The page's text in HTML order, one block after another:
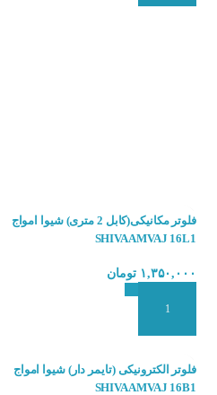
فلوتر مکانیکی(کابل 2 متری) شیوا امواج
SHIVAAMVAJ 16L1
۱,۳۵۰,۰۰۰ تومان
فلوتر الکترونیکی (تایمر دار) شیوا امواج
SHIVAAMVAJ 16B1